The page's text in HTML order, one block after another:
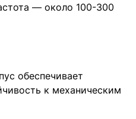
— около 100-300
обеспечивает
к механическим